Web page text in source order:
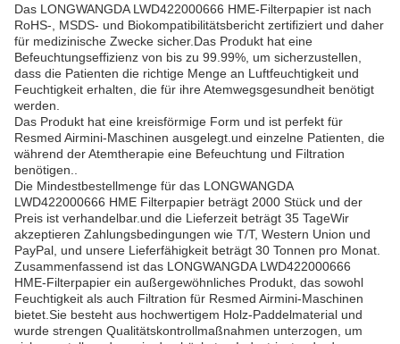
Das LONGWANGDA LWD422000666 HME-Filterpapier ist nach
RoHS-, MSDS- und Biokompatibilitätsbericht zertifiziert und daher
für medizinische Zwecke sicher.Das Produkt hat eine
Befeuchtungseffizienz von bis zu 99.99%, um sicherzustellen,
dass die Patienten die richtige Menge an Luftfeuchtigkeit und
Feuchtigkeit erhalten, die für ihre Atemwegsgesundheit benötigt
werden.
Das Produkt hat eine kreisförmige Form und ist perfekt für
Resmed Airmini-Maschinen ausgelegt.und einzelne Patienten, die
während der Atemtherapie eine Befeuchtung und Filtration
benötigen..
Die Mindestbestellmenge für das LONGWANGDA
LWD422000666 HME Filterpapier beträgt 2000 Stück und der
Preis ist verhandelbar.und die Lieferzeit beträgt 35 TageWir
akzeptieren Zahlungsbedingungen wie T/T, Western Union und
PayPal, und unsere Lieferfähigkeit beträgt 30 Tonnen pro Monat.
Zusammenfassend ist das LONGWANGDA LWD422000666
HME-Filterpapier ein außergewöhnliches Produkt, das sowohl
Feuchtigkeit als auch Filtration für Resmed Airmini-Maschinen
bietet.Sie besteht aus hochwertigem Holz-Paddelmaterial und
wurde strengen Qualitätskontrollmaßnahmen unterzogen, um